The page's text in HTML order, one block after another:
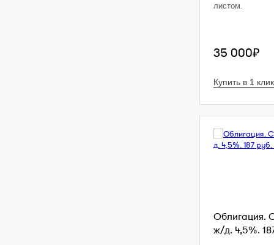
листом.
35 000₽
Купить в 1 клик
Облигация.
ж/д. 4,5%.